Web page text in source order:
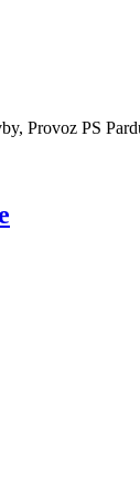
Provoz PS